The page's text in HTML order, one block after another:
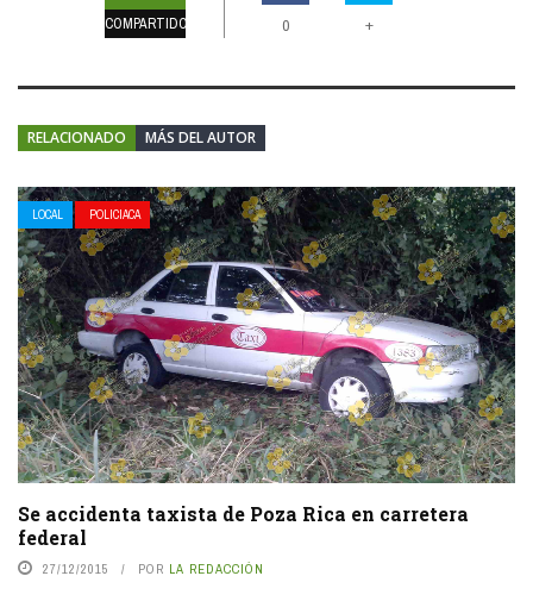
COMPARTIDOS 0 +
RELACIONADO MÁS DEL AUTOR
LOCAL POLICIACA
Se accidenta taxista de Poza Rica en carretera
federal
27/12/2015 POR LA REDACCIÓN